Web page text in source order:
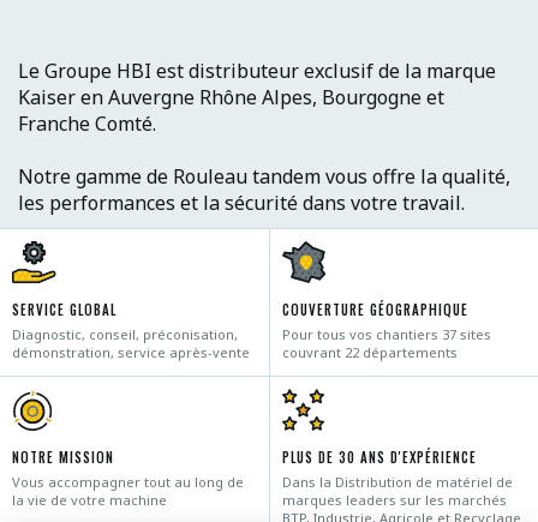
Le Groupe HBI est distributeur exclusif de la marque
Kaiser en Auvergne Rhône Alpes, Bourgogne et
Franche Comté.
Notre gamme de Rouleau tandem vous offre la qualité,
les performances et la sécurité dans votre travail.
SERVICE GLOBAL
Diagnostic, conseil, préconisation,
démonstration, service après-vente
COUVERTURE GÉOGRAPHIQUE
Pour tous vos chantiers 37 sites
couvrant 22 départements
NOTRE MISSION
Vous accompagner tout au long de
la vie de votre machine
PLUS DE 30 ANS D'EXPÉRIENCE
Dans la Distribution de matériel de
marques leaders sur les marchés
BTP, Industrie, Agricole et Recyclage